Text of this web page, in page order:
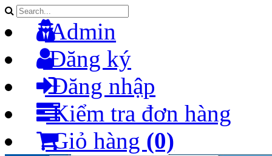
Admin
Đăng ký
Đăng nhập
Kiểm tra đơn hàng
Giỏ hàng (0)